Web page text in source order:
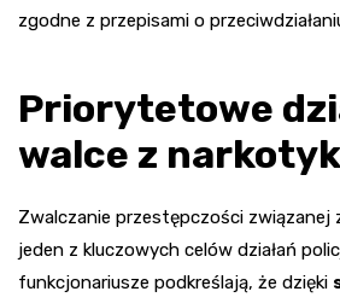
zgodne z przepisami o
Priorytetowe
walce z
Zwalczanie przestępczości związanej
jeden z kluczowych celów działań
funkcjonariusze podkreślają, że dzięki